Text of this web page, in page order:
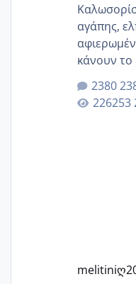
αγάπης,
κάνουν
Εδώ θα
εμπειρίες
melitiniღ